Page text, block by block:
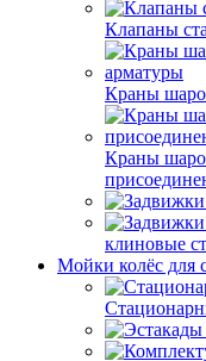
Клапаны
Краны
Краны
клиновые
Мойки колёс для